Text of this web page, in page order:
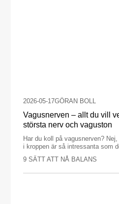
2026-05-17GÖRAN BOLL
Vagusnerven – allt du vill
största nerv och vaguston
Har du koll på vagusnerven?
i kroppen är så intressanta som
9 SÄTT ATT NÅ BALANS